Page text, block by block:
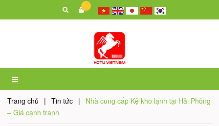
Trang chủ | Tin tức |
Nhà cung cấp Kệ kho lạnh tại Hải Phòng
– Giá cạnh tranh